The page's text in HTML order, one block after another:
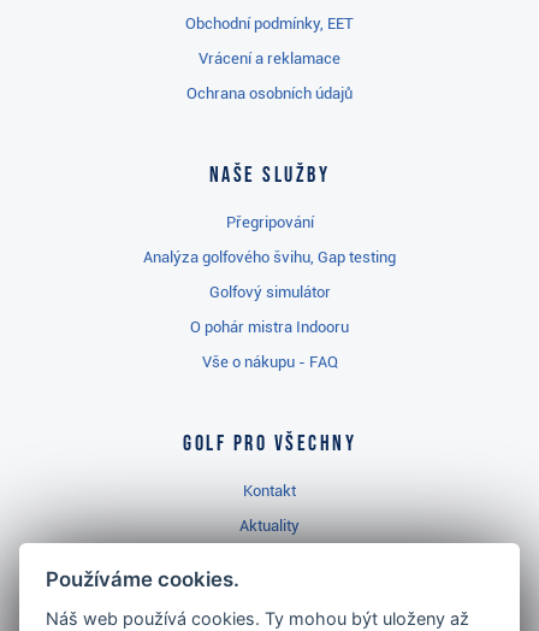
Obchodní podmínky, EET
Vrácení a reklamace
Ochrana osobních údajů
Naše služby
Přegripování
Analýza golfového švihu, Gap testing
Golfový simulátor
O pohár mistra Indooru
Vše o nákupu - FAQ
Golf pro všechny
Kontakt
Aktuality
Používáme cookies.
Náš web používá cookies. Ty mohou být uloženy až